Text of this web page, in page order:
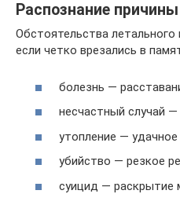
Распознание
Обстоятельства
если четко врезались в
болезнь —
несчастный случай
утопление —
убийство — резкое
суицид — раскрытие